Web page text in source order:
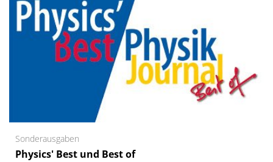
Sonderausgaben
Physics' Best und Best of